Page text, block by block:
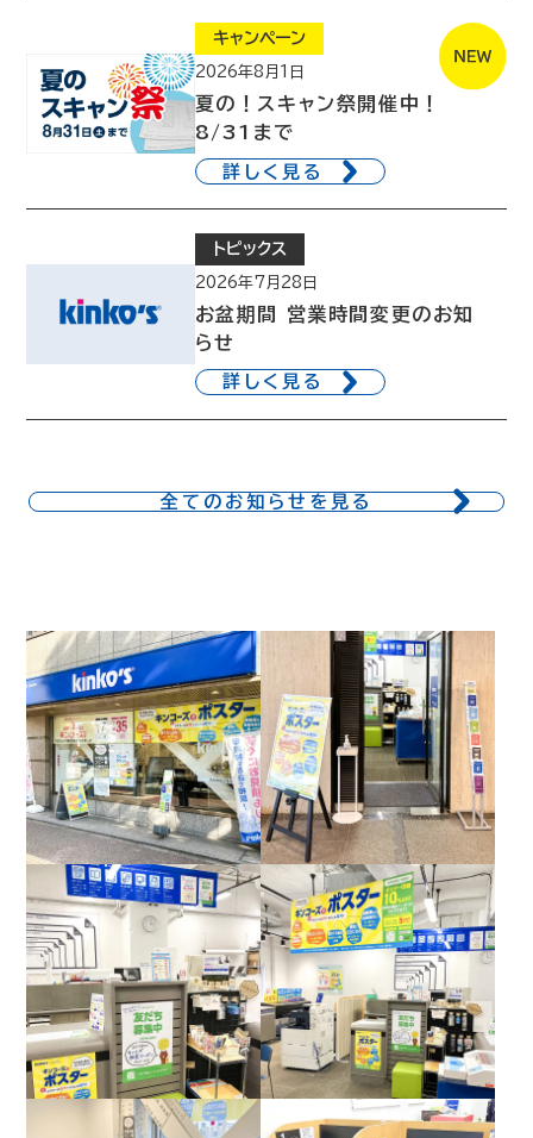
キャンペーン
2026年8月1日
夏の！スキャン祭開催中！
8/31まで
詳しく見る
トピックス
2026年7月28日
お盆期間 営業時間変更のお知
らせ
詳しく見る
全てのお知らせを見る